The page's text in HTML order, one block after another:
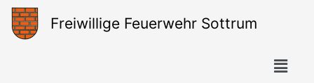
Zum
Inhalt
springen
Freiwillige Feuerwehr Sottrum
Menü